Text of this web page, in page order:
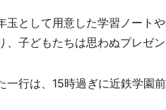
として用意した学習ノート
子どもたちは思わぬプレゼン
行は、15時過ぎに近鉄学園前